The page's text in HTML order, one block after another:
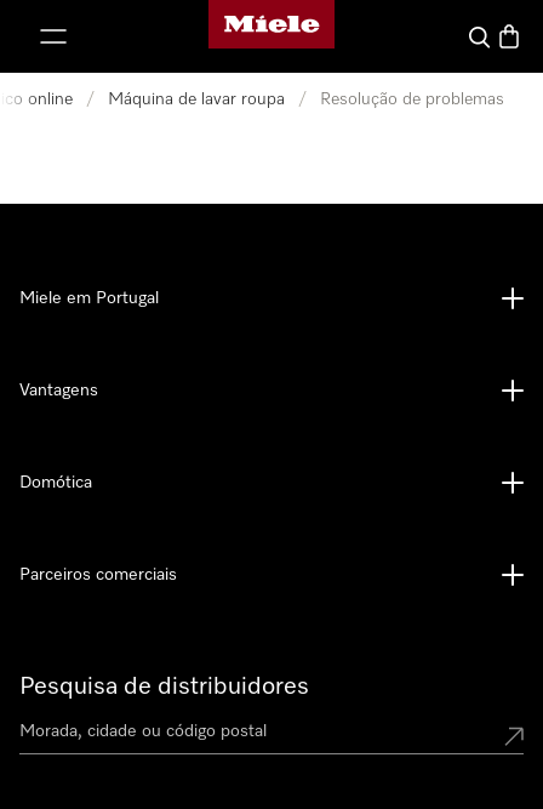
Página principal da Miele
Pesquisa
online / Máquina de lavar roupa / Resolução de problemas
Pesquisa de distribuidores
Miele em Portugal
Vantagens
Domótica
Parceiros comerciais